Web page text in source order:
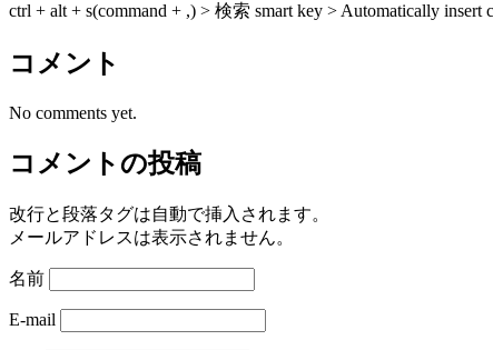
ctrl + alt + s(command + ,) > 検索 smart key > Automatically
コメント
No comments yet.
コメントの投稿
改行と段落タグは自動で挿入されます。
メールアドレスは表示されません。
名前
E-mail